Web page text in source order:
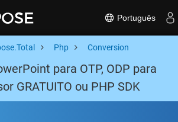
Português
Php Conversion
para OTP, ODP para
GRATUITO ou PHP SDK